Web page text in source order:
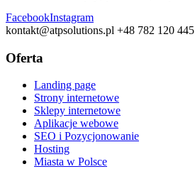
FacebookInstagram
kontakt@atpsolutions.pl +48 782 120 445
Oferta
Landing page
Strony internetowe
Sklepy internetowe
Aplikacje webowe
SEO i Pozycjonowanie
Hosting
Miasta w Polsce